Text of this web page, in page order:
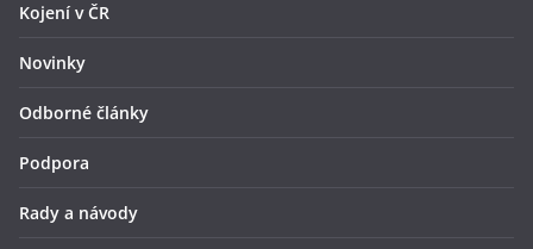
Kojení v ČR
Novinky
Odborné články
Podpora
Rady a návody